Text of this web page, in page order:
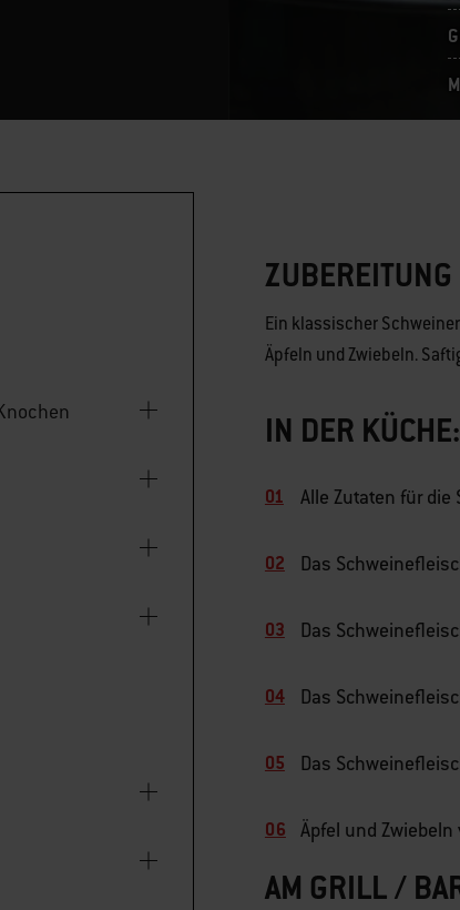
ZUBEREITUNG
Ein klassischer
Äpfeln und Zwiebeln.
IN DER KÜCHE:
Alle Zutaten für
Das
Das
Das
Das
Äpfel und Zwiebeln
AM GRILL /